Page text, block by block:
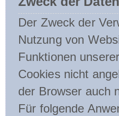
Der Zweck der
Nutzung von
Funktionen
Cookies nicht
der Browser auch
Für folgende